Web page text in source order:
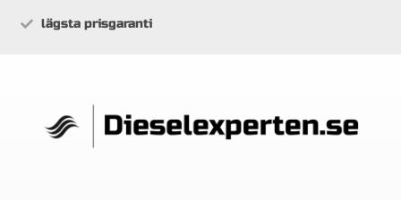
lägsta prisgaranti